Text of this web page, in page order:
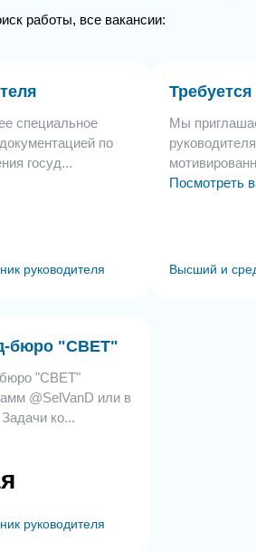
работы, все вакансии:
специальное
по
госуд...
руководителя
Мы
Посмотреть
Высший и
бюро "СВЕТ"
"СВЕТ"
@SelVanD или в
ко...
руководителя